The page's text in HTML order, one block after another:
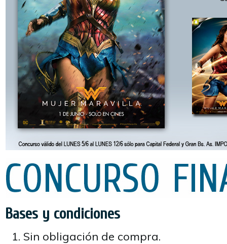
Bases y condiciones
Sin obligación de compra.